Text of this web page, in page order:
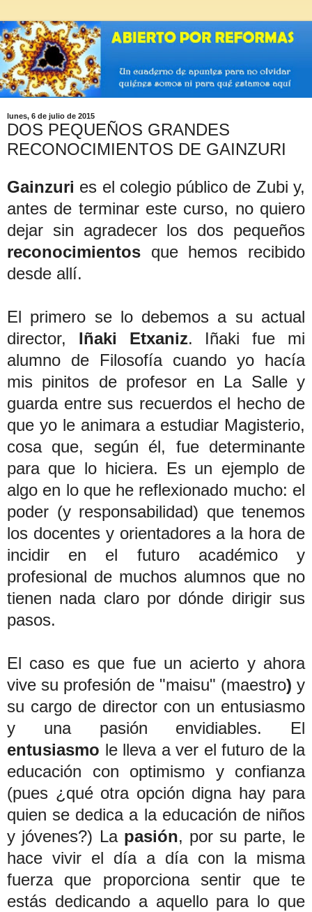
lunes, 6 de julio de 2015
DOS PEQUEÑOS GRANDES
RECONOCIMIENTOS DE GAINZURI
Gainzuri es el colegio público de Zubi y,
antes de terminar este curso, no quiero
dejar sin agradecer los dos pequeños
reconocimientos que hemos recibido
desde allí.
El primero se lo debemos a su actual
director, Iñaki Etxaniz. Iñaki fue mi
alumno de Filosofía cuando yo hacía
mis pinitos de profesor en La Salle y
guarda entre sus recuerdos el hecho de
que yo le animara a estudiar Magisterio,
cosa que, según él, fue determinante
para que lo hiciera. Es un ejemplo de
algo en lo que he reflexionado mucho: el
poder (y responsabilidad) que tenemos
los docentes y orientadores a la hora de
incidir en el futuro académico y
profesional de muchos alumnos que no
tienen nada claro por dónde dirigir sus
pasos.
El caso es que fue un acierto y ahora
vive su profesión de "maisu" (maestro) y
su cargo de director con un entusiasmo
y una pasión
envidiables. El
entusiasmo le lleva a ver el futuro de la
educación con optimismo y confianza
(pues ¿qué otra opción digna hay para
quien se dedica a la educación de niños
y jóvenes?) La pasión, por su parte, le
hace vivir el día a día con la misma
fuerza que proporciona sentir que te
estás dedicando a aquello para lo que